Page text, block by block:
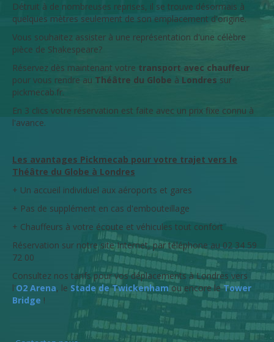
Détruit à de nombreuses reprises, il se trouve désormais à
quelques mètres seulement de son emplacement d'origine.
Vous souhaitez assister à une représentation d'une célèbre
pièce de Shakespeare?
Réservez dès maintenant votre transport avec chauffeur
pour vous rendre au Théâtre du Globe à Londres sur
pickmecab.fr.
En 3 clics votre réservation est faite avec un prix fixe connu à
l'avance.
Les avantages Pickmecab pour votre trajet vers le
Théâtre du Globe à Londres
+ Un accueil individuel aux aéroports et gares
+ Pas de supplément en cas d'embouteillage
+ Chauffeurs à votre écoute et véhicules tout confort
Réservation sur notre site Internet, par téléphone au 02 34 59
72 00
Consultez nos tarifs pour vos déplacements à Londres vers
l'O2 Arena, le Stade de Twickenhamou encore leTower
Bridge !